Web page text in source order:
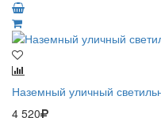
Наземный уличный
4 520